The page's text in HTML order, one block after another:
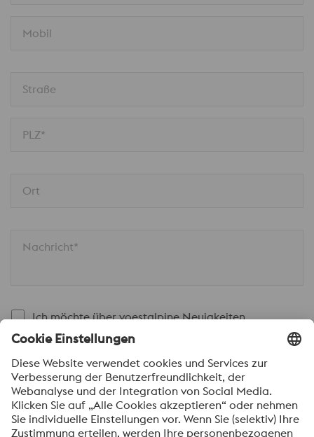
Mobil
Straße
PLZ*
Ort
Nachricht*
Ich möchte über voestalpine Neuigkeiten
automatisch informiert werden.
SENDEN
Anti-Roboter-Verifizierung
Hier klicken